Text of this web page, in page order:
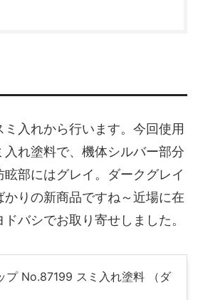
ミ入れから行います。今回使用
入れ塗料で、機体シルバー部分
部にはグレイ。ダークグレイ
りの新商品ですね～近場に在
バシでお取り寄せしました。
プ No.87199 スミ入れ塗料 （ダ